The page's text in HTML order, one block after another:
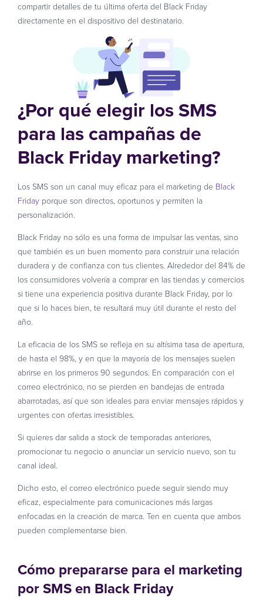
compartir detalles de tu última oferta del Black Friday
directamente en el dispositivo del destinatario.
¿Por qué elegir los SMS
para las campañas de
Black Friday marketing?
Los SMS son un canal muy eficaz para el marketing de Black
Friday porque son directos, oportunos y permiten la
personalización.
Black Friday no sólo es una forma de impulsar las ventas, sino
que también es un buen momento para construir una relación
duradera y de confianza con tus clientes. Alrededor del 84% de
los consumidores volvería a comprar en las tiendas y comercios
si tiene una experiencia positiva durante Black Friday, por lo
que si lo haces bien, te resultará muy útil durante el resto del
año.
La eficacia de los SMS se refleja en su altísima tasa de apertura,
de hasta el 98%, y en que la mayoría de los mensajes suelen
abrirse en los primeros 90 segundos. En comparación con el
correo electrónico, no se pierden en bandejas de entrada
abarrotadas, así que son ideales para enviar mensajes rápidos y
urgentes con ofertas irresistibles.
Si quieres dar salida a stock de temporadas anteriores,
promocionar tu negocio o anunciar un servicio nuevo, son tu
canal ideal.
Dicho esto, el correo electrónico puede seguir siendo muy
eficaz, especialmente para comunicaciones más largas
enfocadas en la creación de marca. Ten en cuenta que ambos
pueden complementarse bien.
Cómo prepararse para el marketing
por SMS en Black Friday